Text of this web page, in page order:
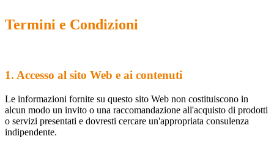
Termini e Condizioni
1. Accesso al sito Web e ai contenuti
Le informazioni fornite su questo sito Web non costituiscono in
alcun modo un invito o una raccomandazione all'acquisto di prodotti
o servizi presentati e dovresti cercare un'appropriata consulenza
indipendente.